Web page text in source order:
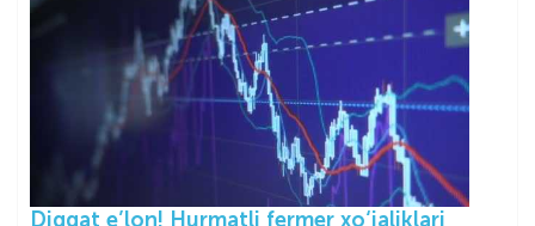
Diqqat e’lon! Hurmatli fermer xo‘jaliklari